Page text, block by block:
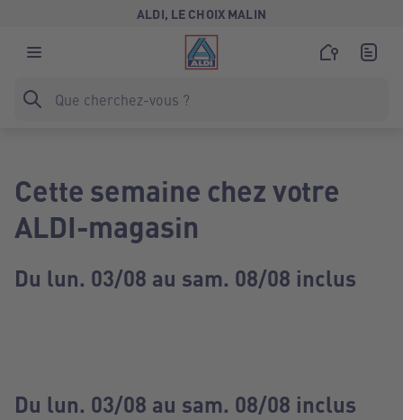
ALDI, LE CHOIX MALIN
Cette semaine chez votre
ALDI-magasin
Du lun. 03/08 au sam. 08/08 inclus
Du lun. 03/08 au sam. 08/08 inclus